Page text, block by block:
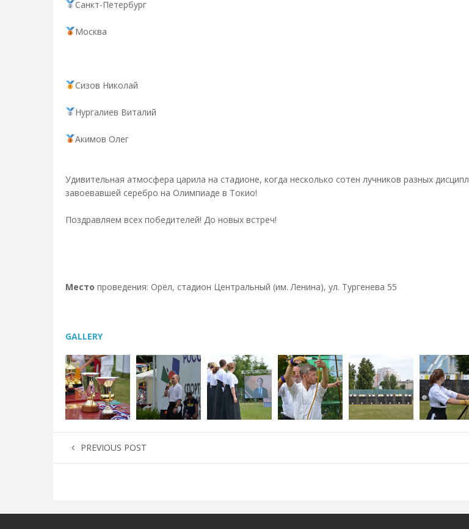
Санкт-Петербург
Москва
Сизов Николай
Нургалиев Виталий
Акимов Олег
Удивительная атмосфера царила на стадионе, когда несколько сотен лучников разных
завоевавшей серебро на Олимпиаде в Токио!
Поздравляем всех победителей! До новых встреч!
Место проведения: Орёл, стадион Центральный (им. Ленина), ул. Тургенева 55
GALLERY
PREVIOUS POST